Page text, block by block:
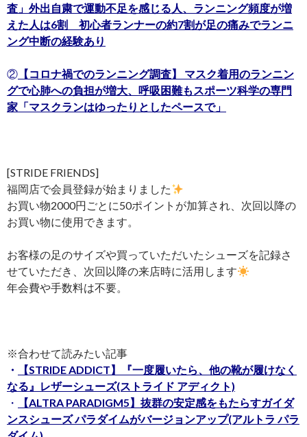
査」外出自粛で運動不足を感じる人、ランニング頻度が増
えた人は6割 初心者ランナーの約7割が足の痛みでランニ
ング中断の経験あり
② 【コロナ禍でのランニング調査】 マスク着用のランニン
グで心肺への負担が増大、呼吸困難もスポーツ科学の専門
家「マスクランはゆったりとしたペースで」
[STRIDE FRIENDS]
福岡店で会員登録が始まりました
お買い物2000円ごとに50ポイントが加算され、次回以降の
お買い物に使用できます。
お客様の足のサイズや買っていただいたシューズを記録さ
せていただき、次回以降の来店時に活用します
年会費や手数料は不要。
※合わせて読みたい記事
・
【STRIDE ADDICT】『一度履いたら、他の靴が履けなく
なる』レザーシューズ(ストライド アディクト)
・
【ALTRA PARADIGM5】抜群の安定感をもたらすガイダ
ンスシューズ パラダイムがバージョンアップ(アルトラ パラ